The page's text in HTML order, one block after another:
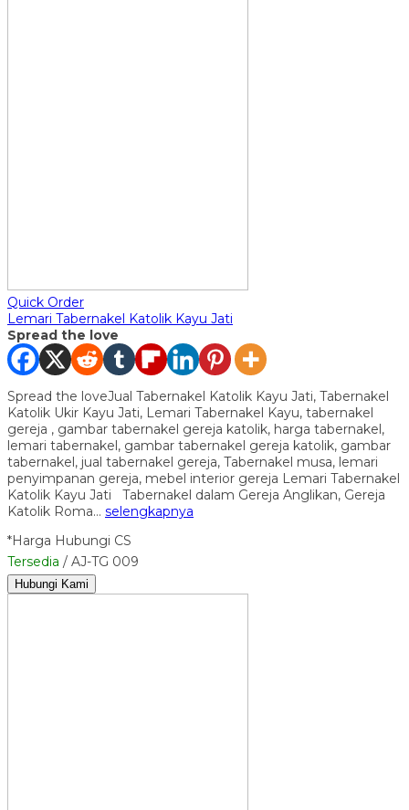
Quick Order
Lemari Tabernakel Katolik Kayu Jati
Spread the love
Spread the loveJual Tabernakel Katolik Kayu Jati, Tabernakel
Katolik Ukir Kayu Jati, Lemari Tabernakel Kayu, tabernakel
gereja , gambar tabernakel gereja katolik, harga tabernakel,
lemari tabernakel, gambar tabernakel gereja katolik, gambar
tabernakel, jual tabernakel gereja, Tabernakel musa, lemari
penyimpanan gereja, mebel interior gereja Lemari Tabernakel
Katolik Kayu Jati Tabernakel dalam Gereja Anglikan, Gereja
Katolik Roma… selengkapnya
*Harga Hubungi CS
Tersedia / AJ-TG 009
Hubungi Kami